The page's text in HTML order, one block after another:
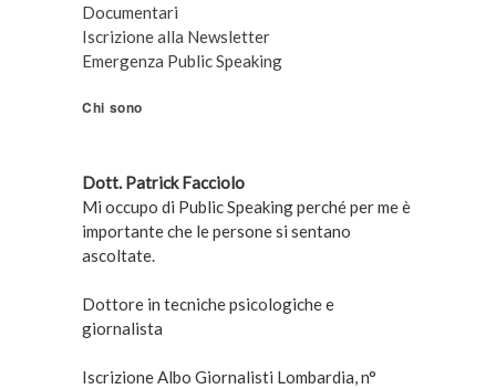
Documentari
Iscrizione alla Newsletter
Emergenza Public Speaking
Chi sono
Dott. Patrick Facciolo
Mi occupo di Public Speaking perché per me è
importante che le persone si sentano
ascoltate.
Dottore in tecniche psicologiche e
giornalista
Iscrizione Albo Giornalisti Lombardia, n°